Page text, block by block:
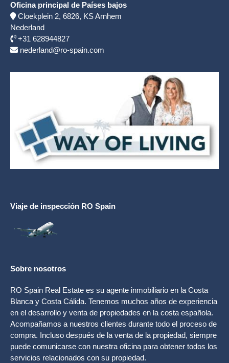
Oficina principal de Países bajos
Cloekplein 2, 6826, KS Arnhem
Nederland
+31 628944827
nederland@ro-spain.com
Viaje de inspección RO Spain
Sobre nosotros
RO Spain Real Estate es su agente inmobiliario en la Costa
Blanca y Costa Cálida. Tenemos muchos años de experiencia
en el desarrollo y venta de propiedades en la costa española.
Acompañamos a nuestros clientes durante todo el proceso de
compra. Incluso después de la venta de la propiedad, siempre
puede comunicarse con nuestra oficina para obtener todos los
servicios relacionados con su propiedad.